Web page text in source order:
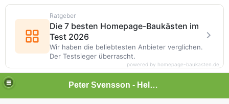
Peter Svensson - Heldentenor
Ratgeber
Die 7 besten Homepage-Baukästen im
Test 2026
Wir haben die beliebtesten Anbieter verglichen.
Der Testsieger überrascht.
powered by homepage-baukasten.de